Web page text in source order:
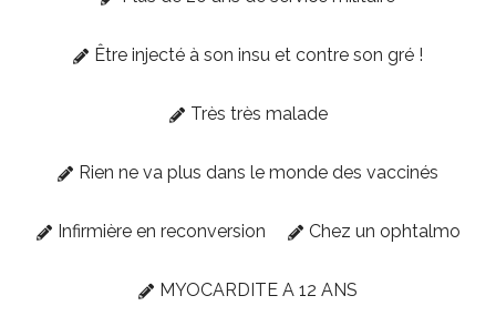
Être injecté à son insu et contre son gré !
Très très malade
Rien ne va plus dans le monde des vaccinés
Infirmière en reconversion Chez un ophtalmo
MYOCARDITE A 12 ANS